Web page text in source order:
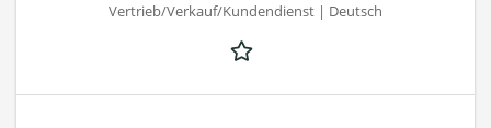
Vertrieb/Verkauf/Kundendienst | Deutsch